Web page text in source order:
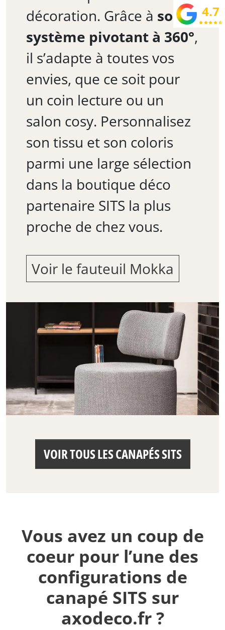
décoration. Grâce à son
système pivotant à 360°,
il s’adapte à toutes vos
envies, que ce soit pour
un coin lecture ou un
salon cosy. Personnalisez
son tissu et son coloris
parmi une large sélection
dans la boutique déco
partenaire SITS la plus
proche de chez vous.
Voir le fauteuil Mokka
VOIR TOUS LES CANAPÉS SITS
Vous avez un coup de
coeur pour l’une des
configurations de
canapé SITS sur
axodeco.fr ?
4.7
star starstar star star_half